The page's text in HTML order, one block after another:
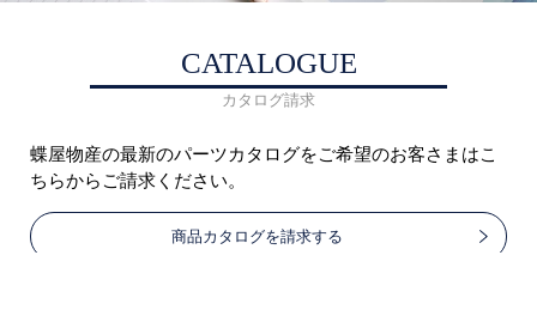
CATALOGUE
カタログ請求
蝶屋物産の最新のパーツカタログをご希望のお客さまはこ
ちらからご請求ください。
商品カタログを請求する